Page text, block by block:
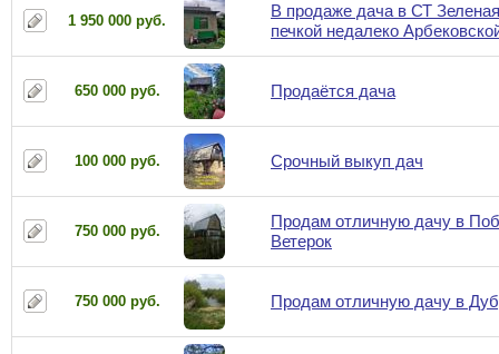
1 950 000 руб.
В продаже дача в СТ
печкой недалеко
650 000 руб. Продаётся дача
100 000 руб. Срочный выкуп дач
750 000 руб.
Продам отличную дачу в
Ветерок
750 000 руб. Продам отличную дачу в